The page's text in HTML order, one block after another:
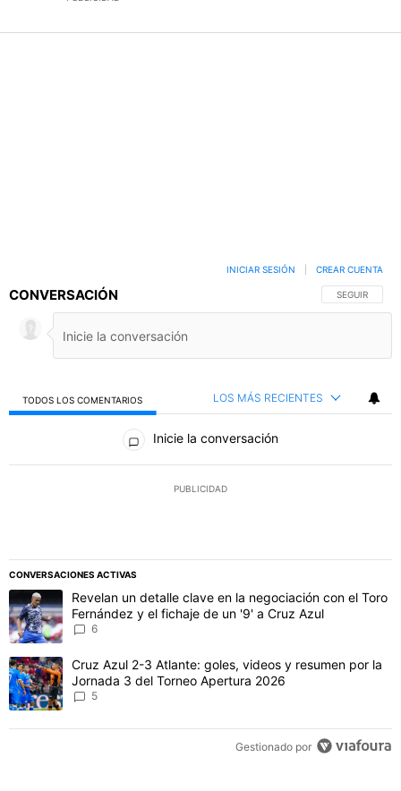
CONVERSACIÓN SIGA ESTA
SEGUIR
INICIAR SESIÓN CREAR CUENTA
TODOS LOS COMENTARIOS LOS MÁS RECIENTES
Todos los comentarios
Inicie la conversación
PUBLICIDAD
CONVERSACIONES ACTIVAS
Este listado muestra los artículos con más comentarios en los
Un artículo de tendencia con el título "Revelan un detalle clave
Revelan un detalle clave en la negociación con el Toro
Fernández y el fichaje de un '9' a Cruz Azul
6
Un artículo de tendencia con el título "Cruz Azul 2-3 Atlante:
Cruz Azul 2-3 Atlante: goles, videos y resumen por la
Jornada 3 del Torneo Apertura 2026
5
Gestionado por